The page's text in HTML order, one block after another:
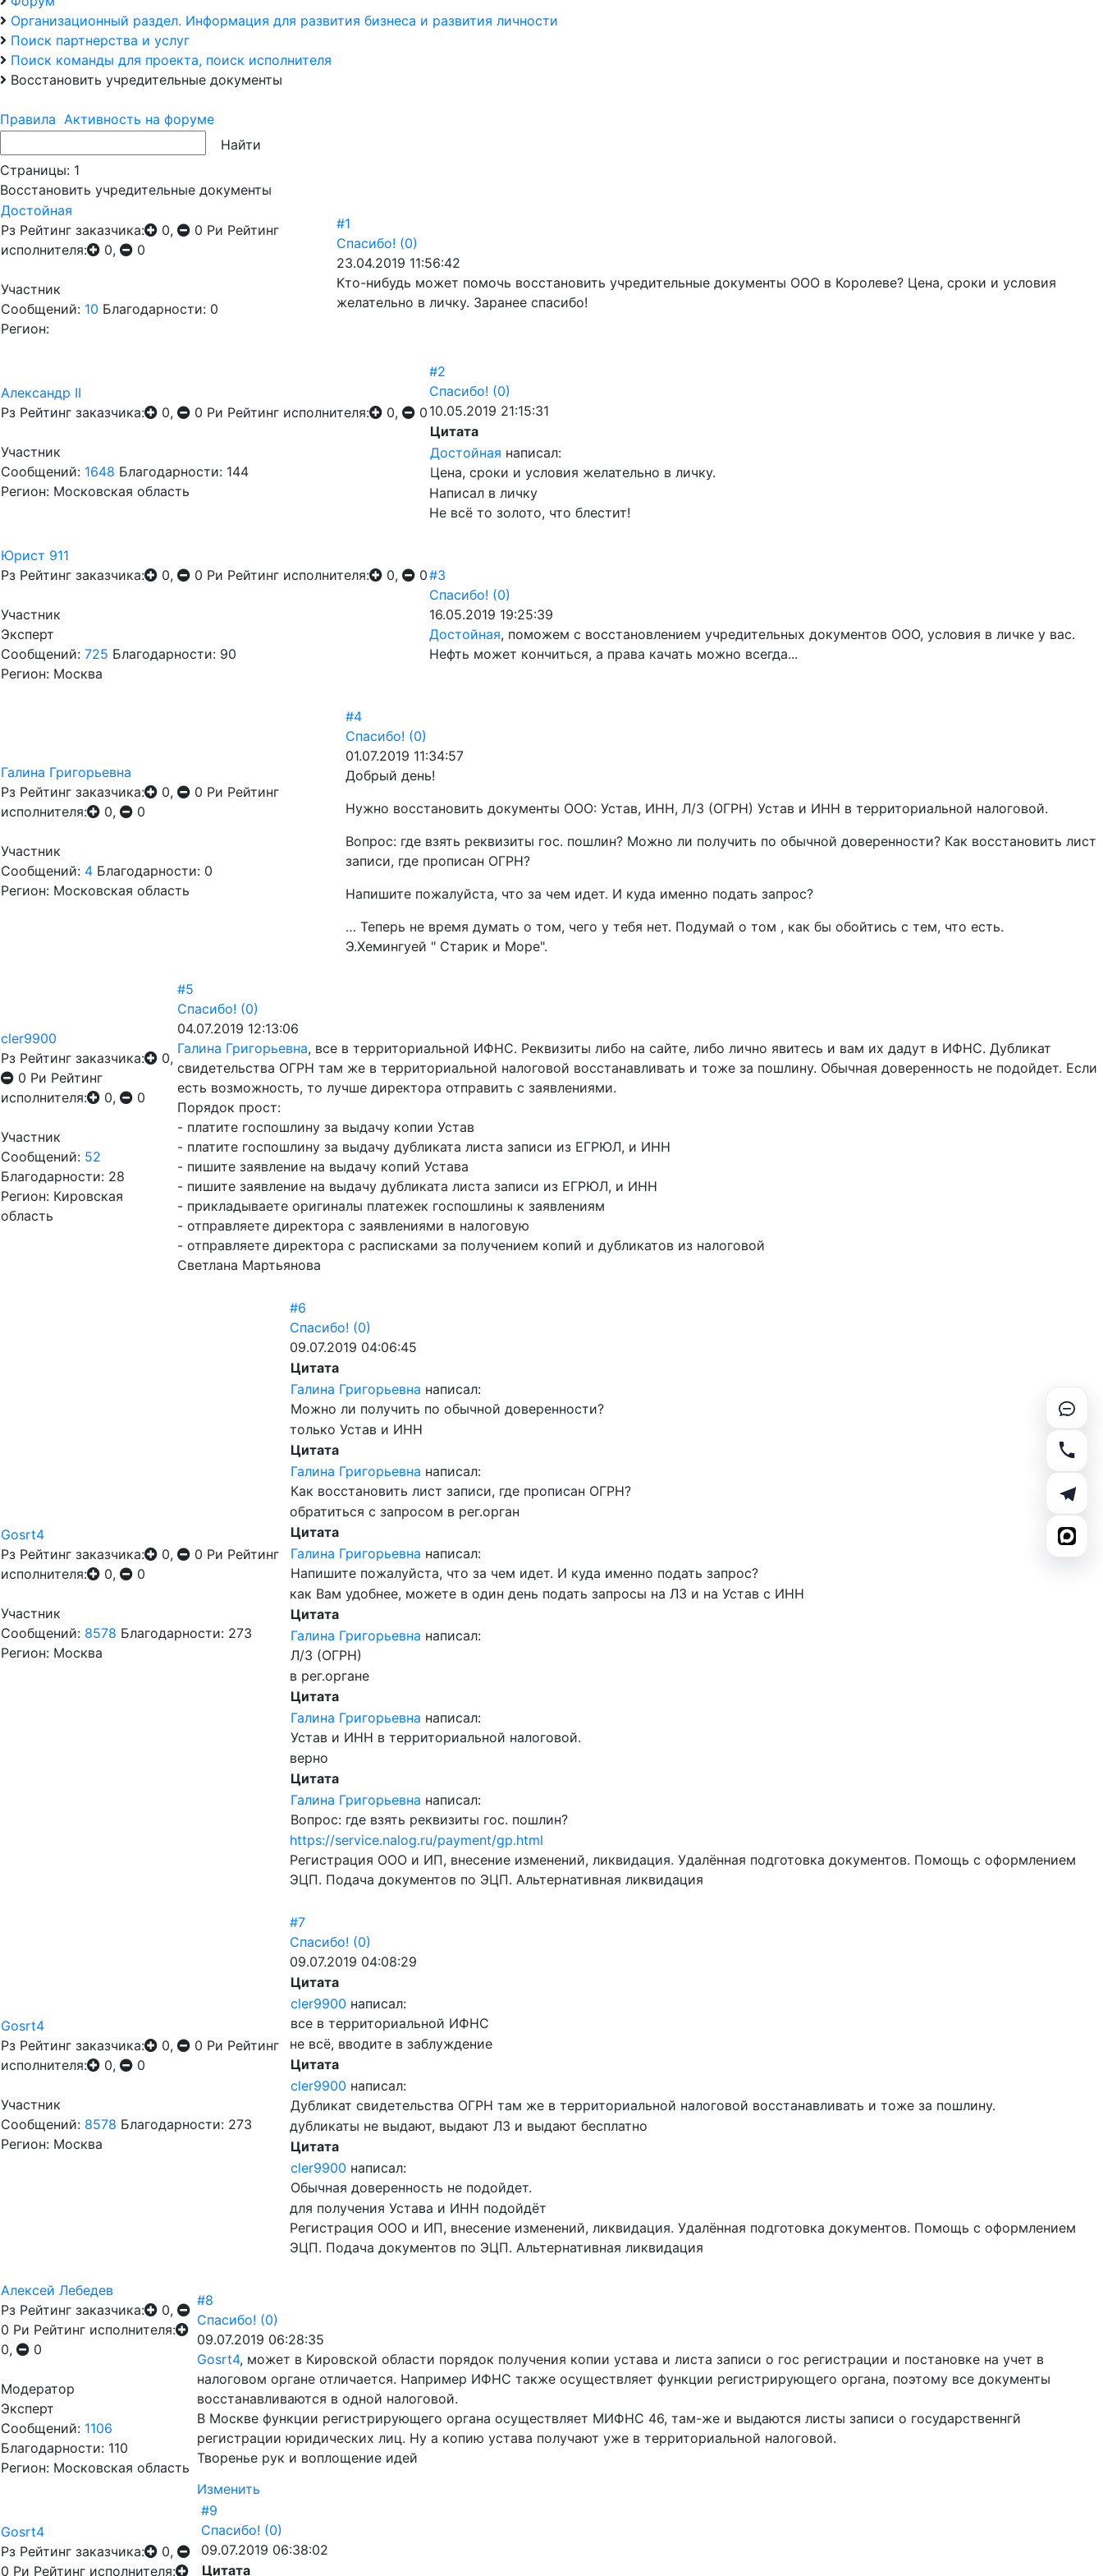
Организационный раздел. Информация для развития бизнеса и развития личности
Поиск партнерства и услуг
Поиск команды для проекта, поиск исполнителя
Восстановить учредительные документы
Правила Активность на форуме
Страницы: 1
Восстановить учредительные документы
Достойная
Рз Рейтинг заказчика: 0, 0 Ри Рейтинг
исполнителя:
0, 0
Участник
Сообщений: 10 Благодарности: 0
Регион:
#1
Спасибо! (0)
23.04.2019 11:56:42
Кто-нибудь может помочь восстановить учредительные документы ООО в Королеве? Цена, сроки и условия
желательно в личку. Заранее спасибо!
Александр II
Рз Рейтинг заказчика: 0, 0 Ри Рейтинг исполнителя: 0, 0
Участник
Сообщений: 1648 Благодарности: 144
Регион: Московская область
#2
Спасибо! (0)
10.05.2019 21:15:31
Цитата
Достойная написал:
Цена, сроки и условия желательно в личку.
Написал в личку
Не всё то золото, что блестит!
Юрист 911
Рз Рейтинг заказчика: 0, 0 Ри Рейтинг исполнителя: 0, 0
Участник
Эксперт
Сообщений: 725 Благодарности: 90
Регион: Москва
#3
Спасибо! (0)
16.05.2019 19:25:39
Достойная, поможем с восстановлением учредительных документов ООО, условия в личке у вас.
Нефть может кончиться, а права качать можно всегда...
Галина Григорьевна
Рз Рейтинг заказчика: 0, 0 Ри Рейтинг
исполнителя:
0, 0
Участник
Сообщений: 4 Благодарности: 0
Регион: Московская область
#4
Спасибо! (0)
01.07.2019 11:34:57
Добрый день!
Нужно восстановить документы ООО: Устав, ИНН, Л/З (ОГРН) Устав и ИНН в территориальной налоговой.
Вопрос: где взять реквизиты гос. пошлин? Можно ли получить по обычной доверенности? Как восстановить лист
записи, где прописан ОГРН?
Напишите пожалуйста, что за чем идет. И куда именно подать запрос?
… Теперь не время думать о том, чего у тебя нет. Подумай о том , как бы обойтись с тем, что есть.
Э.Хемингуей " Старик и Море".
cler9900
Рз Рейтинг заказчика:
0,
0 Ри Рейтинг
исполнителя:
0, 0
Участник
Сообщений: 52
Благодарности: 28
Регион: Кировская
область
#5
Спасибо! (0)
04.07.2019 12:13:06
Галина Григорьевна, все в территориальной ИФНС. Реквизиты либо на сайте, либо лично явитесь и вам их дадут в ИФНС. Дубликат
свидетельства ОГРН там же в территориальной налоговой восстанавливать и тоже за пошлину. Обычная доверенность не подойдет. Если
есть возможность, то лучше директора отправить с заявлениями.
Порядок прост:
- платите госпошлину за выдачу копии Устав
- платите госпошлину за выдачу дубликата листа записи из ЕГРЮЛ, и ИНН
- пишите заявление на выдачу копий Устава
- пишите заявление на выдачу дубликата листа записи из ЕГРЮЛ, и ИНН
- прикладываете оригиналы платежек госпошлины к заявлениям
- отправляете директора с заявлениями в налоговую
- отправляете директора с расписками за получением копий и дубликатов из налоговой
Светлана Мартьянова
Gosrt4
Рз Рейтинг заказчика: 0, 0 Ри Рейтинг
исполнителя:
0, 0
Участник
Сообщений: 8578 Благодарности: 273
Регион: Москва
#6
Спасибо! (0)
09.07.2019 04:06:45
Цитата
Галина Григорьевна написал:
Можно ли получить по обычной доверенности?
только Устав и ИНН
Цитата
Галина Григорьевна написал:
Как восстановить лист записи, где прописан ОГРН?
обратиться с запросом в рег.орган
Цитата
Галина Григорьевна написал:
Напишите пожалуйста, что за чем идет. И куда именно подать запрос?
как Вам удобнее, можете в один день подать запросы на ЛЗ и на Устав с ИНН
Цитата
Галина Григорьевна написал:
Л/З (ОГРН)
в рег.органе
Цитата
Галина Григорьевна написал:
Устав и ИНН в территориальной налоговой.
верно
Цитата
Галина Григорьевна написал:
Вопрос: где взять реквизиты гос. пошлин?
https://service.nalog.ru/payment/gp.html
Регистрация ООО и ИП, внесение изменений, ликвидация. Удалённая подготовка документов. Помощь с оформлением
ЭЦП. Подача документов по ЭЦП. Альтернативная ликвидация
Gosrt4
Рз Рейтинг заказчика: 0, 0 Ри Рейтинг
исполнителя:
0, 0
Участник
Сообщений: 8578 Благодарности: 273
Регион: Москва
#7
Спасибо! (0)
09.07.2019 04:08:29
Цитата
cler9900 написал:
все в территориальной ИФНС
не всё, вводите в заблуждение
Цитата
cler9900 написал:
Дубликат свидетельства ОГРН там же в территориальной налоговой восстанавливать и тоже за пошлину.
дубликаты не выдают, выдают ЛЗ и выдают бесплатно
Цитата
cler9900 написал:
Обычная доверенность не подойдет.
для получения Устава и ИНН подойдёт
Регистрация ООО и ИП, внесение изменений, ликвидация. Удалённая подготовка документов. Помощь с оформлением
ЭЦП. Подача документов по ЭЦП. Альтернативная ликвидация
Алексей Лебедев
Рз Рейтинг заказчика:
0,
0 Ри Рейтинг исполнителя:
0,
0
Модератор
Эксперт
Сообщений: 1106
Благодарности: 110
Регион: Московская область
#8
Спасибо! (0)
09.07.2019 06:28:35
Gosrt4, может в Кировской области порядок получения копии устава и листа записи о гос регистрации и постановке на учет в
налоговом органе отличается. Например ИФНС также осуществляет функции регистрирующего органа, поэтому все документы
восстанавливаются в одной налоговой.
В Москве функции регистрирующего органа осуществляет МИФНС 46, там-же и выдаются листы записи о государственнгй
регистрации юридических лиц. Ну а копию устава получают уже в территориальной налоговой.
Творенье рук и воплощение идей
Изменить
Gosrt4
Рз Рейтинг заказчика:
0,
0 Ри Рейтинг исполнителя:
#9
Спасибо! (0)
09.07.2019 06:38:02
Цитата